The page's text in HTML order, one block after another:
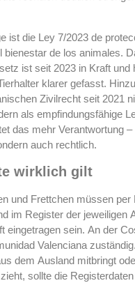
ist die Ley 7/2023 de
bienestar de los animales.
ist seit 2023 in Kraft und
klarer gefasst.
Zivilrecht seit 2021
als empfindungsfähige
das mehr Verantwortung
auch rechtlich.
wirklich gilt
und Frettchen müssen per
im Register der jeweiligen
eingetragen sein. An der
Valenciana
dem Ausland mitbringt
sollte die